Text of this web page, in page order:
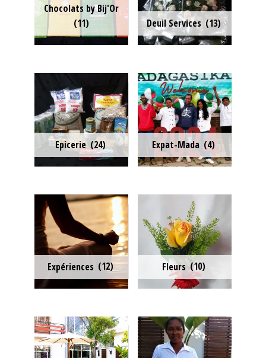
Chocolats by Bij'Or
(11)
Deuil Services (13)
Epicerie(24) Expat-Mada (4)
Expériences (12) Fleurs (10)